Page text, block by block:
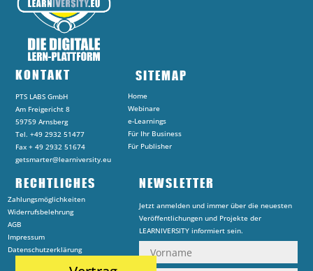
KONTAKT
PTS LABS GmbH
Am Freigericht 8
59759 Arnsberg
Tel. +49 2932 51477
Fax + 49 2932 51674
getsmarter@learniversity.eu
SITEMAP
Home
Webinare
e-Learnings
Für Ihr Business
Für Publisher
RECHTLICHES
Zahlungsmöglichkeiten
Widerrufsbelehrung
AGB
Impressum
Datenschutzerklärung
NEWSLETTER
Jetzt anmelden und immer über die neuesten
Veröffentlichungen und Projekte der
LEARNIVERSITY informiert sein.